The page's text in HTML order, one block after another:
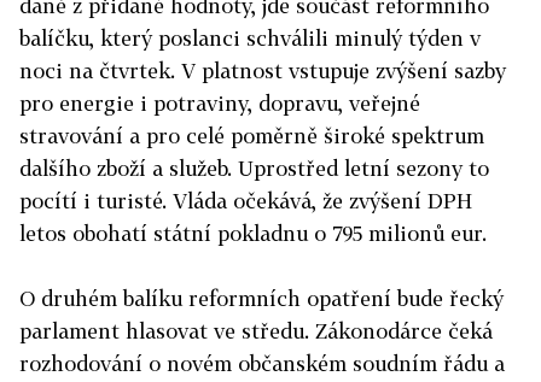
daně z přidané hodnoty, jde součást reformního
balíčku, který poslanci schválili minulý týden v
noci na čtvrtek. V platnost vstupuje zvýšení sazby
pro energie i potraviny, dopravu, veřejné
stravování a pro celé poměrně široké spektrum
dalšího zboží a služeb. Uprostřed letní sezony to
pocítí i turisté. Vláda očekává, že zvýšení DPH
letos obohatí státní pokladnu o 795 milionů eur.
O druhém balíku reformních opatření bude řecký
parlament hlasovat ve středu. Zákonodárce čeká
rozhodování o novém občanském soudním řádu a